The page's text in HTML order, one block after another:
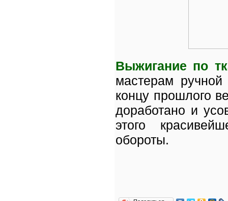
Выжигание по
мастерам
концу прошлого
доработано и
этого
обороты.